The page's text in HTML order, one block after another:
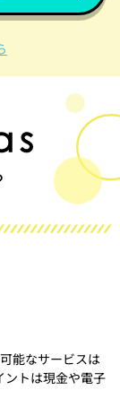
能なサービスは
ントは現金や電子